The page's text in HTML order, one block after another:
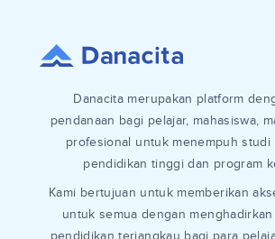
Danacita merupakan platform
pendanaan bagi pelajar, mahasiswa,
profesional untuk menempuh studi
pendidikan tinggi dan program
Kami bertujuan untuk memberikan
untuk semua dengan